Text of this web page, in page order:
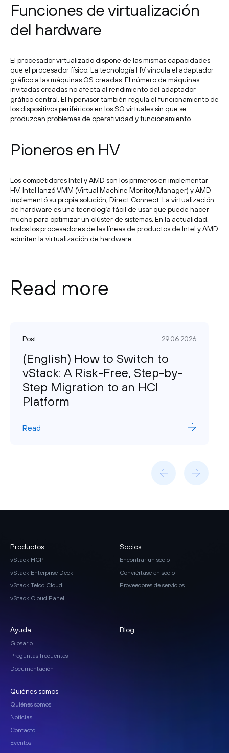
Funciones de virtualización
del hardware
El procesador virtualizado dispone de las mismas capacidades
que el procesador físico. La tecnología HV vincula el adaptador
gráfico a las máquinas OS creadas. El número de máquinas
invitadas creadas no afecta al rendimiento del adaptador
gráfico central. El hipervisor también regula el funcionamiento de
los dispositivos periféricos en los SO virtuales sin que se
produzcan problemas de operatividad y funcionamiento.
Pioneros en HV
Los competidores Intel y AMD son los primeros en implementar
HV. Intel lanzó VMM (Virtual Machine Monitor/Manager) y AMD
implementó su propia solución, Direct Connect. La virtualización
de hardware es una tecnología fácil de usar que puede hacer
mucho para optimizar un clúster de sistemas. En la actualidad,
todos los procesadores de las líneas de productos de Intel y AMD
admiten la virtualización de hardware.
Read more
Post 29.06.2026
(English) How to Switch to
vStack: A Risk-Free, Step-by-
Step Migration to an HCI
Platform
Read
Productos
vStack HCP
vStack Enterprise Deck
vStack Telco Cloud
vStack Cloud Panel
Socios
Encontrar un socio
Conviértase en socio
Proveedores de servicios
Ayuda
Glosario
Preguntas frecuentes
Documentación
Blog
Quiénes somos
Quiénes somos
Noticias
Contacto
Eventos